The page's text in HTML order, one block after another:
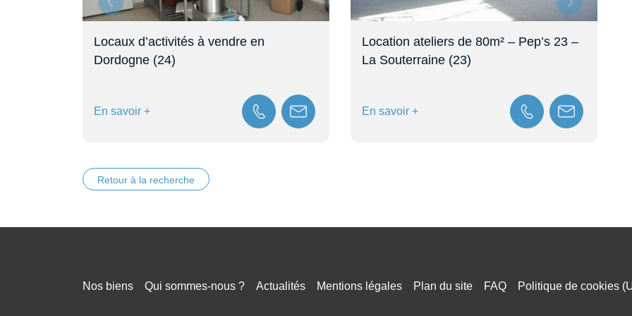
Locaux d’activités à vendre en
Dordogne (24)
En savoir +
Location ateliers de 80m² – Pep’s 23 –
La Souterraine (23)
En savoir +
Retour à la recherche
Nos biens Qui sommes-nous ? Actualités Mentions légales Plan du site FAQ Politique de cookies